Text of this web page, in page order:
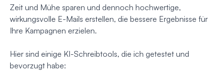
Zeit und Mühe sparen und dennoch hochwertige,
wirkungsvolle E-Mails erstellen, die bessere Ergebnisse für
Ihre Kampagnen erzielen.
Hier sind einige KI-Schreibtools, die ich getestet und
bevorzugt habe: